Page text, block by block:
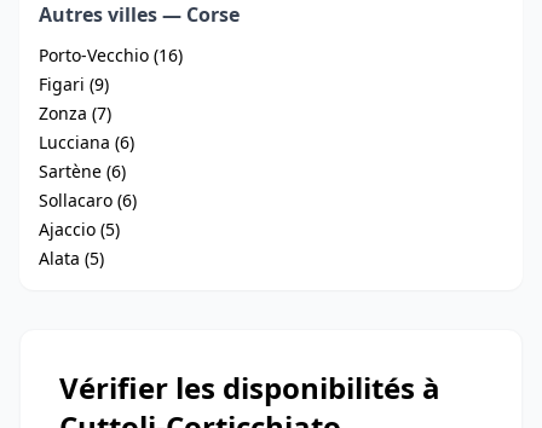
Autres villes — Corse
Porto-Vecchio (16)
Figari (9)
Zonza (7)
Lucciana (6)
Sartène (6)
Sollacaro (6)
Ajaccio (5)
Alata (5)
Vérifier les disponibilités à